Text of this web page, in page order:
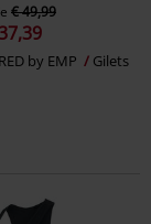
€ 49,99
RED by EMP
Gilets